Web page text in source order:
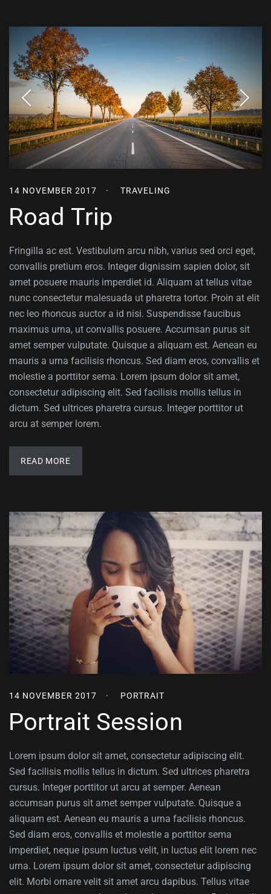
14 NOVEMBER 2017 TRAVELING
Road Trip
Fringilla ac est. Vestibulum arcu nibh, varius sed orci eget,
convallis pretium eros. Integer dignissim sapien dolor, sit
amet posuere mauris imperdiet id. Aliquam at tellus vitae
nunc consectetur malesuada ut pharetra tortor. Proin at elit
nec leo rhoncus auctor a id nisi. Suspendisse faucibus
maximus urna, ut convallis posuere. Accumsan purus sit
amet semper vulputate. Quisque a aliquam est. Aenean eu
mauris a urna facilisis rhoncus. Sed diam eros, convallis et
molestie a porttitor sema. Lorem ipsum dolor sit amet,
consectetur adipiscing elit. Sed facilisis mollis tellus in
dictum. Sed ultrices pharetra cursus. Integer porttitor ut
arcu at semper lorem.
READ MORE
14 NOVEMBER 2017 PORTRAIT
Portrait Session
Lorem ipsum dolor sit amet, consectetur adipiscing elit.
Sed facilisis mollis tellus in dictum. Sed ultrices pharetra
cursus. Integer porttitor ut arcu at semper. Aenean
accumsan purus sit amet semper vulputate. Quisque a
aliquam est. Aenean eu mauris a urna facilisis rhoncus.
Sed diam eros, convallis et molestie a porttitor sema
imperdiet, neque ipsum luctus velit, in luctus elit lorem nec
urna. Lorem ipsum dolor sit amet, consectetur adipiscing
elit. Morbi ornare velit sit amet arcu dapibus. Tellus vitae